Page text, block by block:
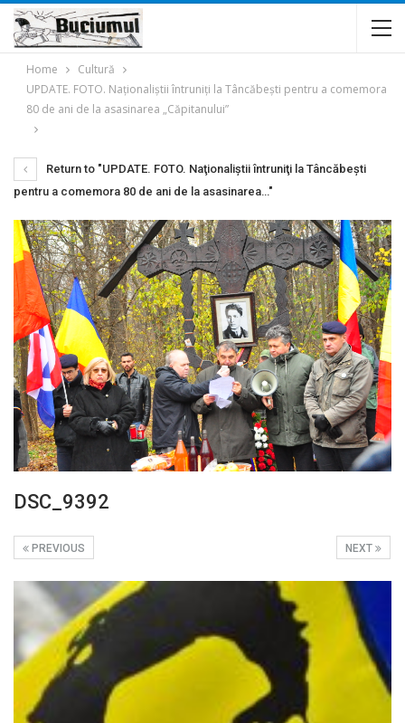
Home
Cultură
UPDATE. FOTO. Naţionaliştii întruniţi la Tâncăbești pentru a comemora
80 de ani de la asasinarea „Căpitanului”
Return to "UPDATE. FOTO. Naţionaliştii întruniţi la Tâncăbești
pentru a comemora 80 de ani de la asasinarea…"
DSC_9392
NEXT
PREVIOUS